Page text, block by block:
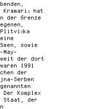
hat
der Grenze
sowie
der dort
1991
der
Serben
Komplex
Staat, der